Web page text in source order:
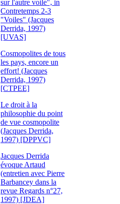
sur l'autre voile", in
Contretemps 2-3
"Voiles" (Jacques
Derrida, 1997)
[UVAS]
Cosmopolites de tous
les pays, encore un
effort! (Jacques
Derrida, 1997)
[CTPEE]
Le droit à la
philosophie du point
de vue cosmopolite
(Jacques Derrida,
1997) [DPPVC]
Jacques Derrida
évoque Artaud
(entretien avec Pierre
Barbancey dans la
revue Regards n°27,
1997) [JDEA]